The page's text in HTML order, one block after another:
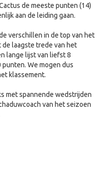
de meeste punten (14)
aan de leiding gaan.
verschillen in de top van het
de laagste trede van het
lange lijst van liefst 8
We mogen dus
klassement.
met spannende wedstrijden
van het seizoen